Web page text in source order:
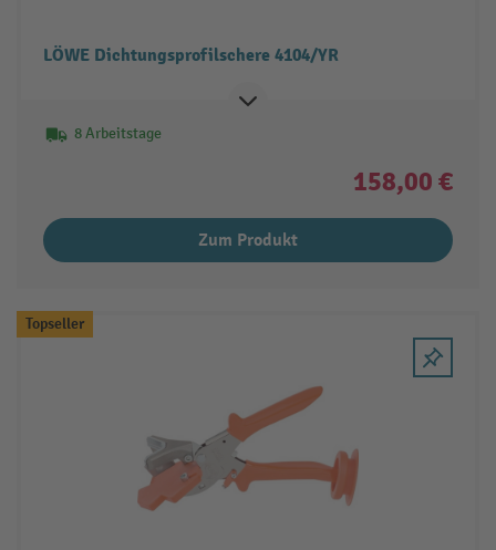
LÖWE Dichtungsprofilschere 4104/YR
8 Arbeitstage
158,00 €
Zum Produkt
Topseller